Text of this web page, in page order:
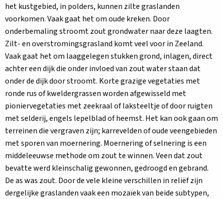
het kustgebied, in polders, kunnen zilte graslanden
voorkomen. Vaak gaat het om oude kreken. Door
onderbemaling stroomt zout grondwater naar deze laagten.
Zilt- en overstromingsgrasland komt veel voor in Zeeland.
Vaak gaat het om laaggelegen stukken grond, inlagen, direct
achter een dijk die onder invloed van zout water staan dat
onder de dijk door stroomt. Korte grazige vegetaties met
ronde rus of kweldergrassen worden afgewisseld met
pioniervegetaties met zeekraal of laksteeltje of door ruigten
met selderij, engels lepelblad of heemst. Het kan ook gaan om
terreinen die vergraven zijn; karrevelden of oude veengebieden
met sporen van moernering. Moernering of selnering is een
middeleeuwse methode om zout te winnen. Veen dat zout
bevatte werd kleinschalig gewonnen, gedroogd en gebrand.
De as was zout. Door de vele kleine verschillen in reliëf zijn
dergelijke graslanden vaak een mozaïek van beide subtypen,